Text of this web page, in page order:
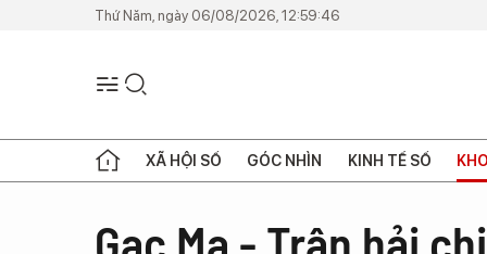
Thứ Năm, ngày 06/08/2026, 12:59:46
XÃ HỘI SỐ GÓC NHÌN KINH TẾ SỐ